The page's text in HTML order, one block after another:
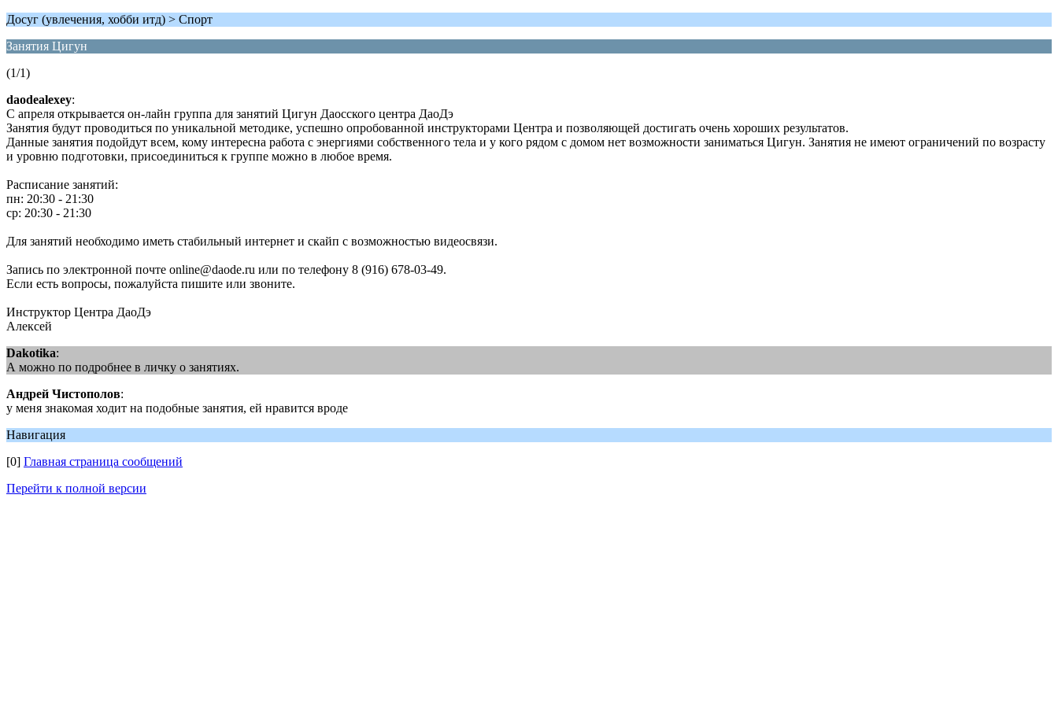
Досуг (увлечения, хобби итд) > Спорт
Занятия Цигун
(1/1)
daodealexey:
С апреля открывается он-лайн группа для занятий Цигун Даосского центра ДаоДэ
Занятия будут проводиться по уникальной методике, успешно опробованной инструкторами Центра и позволяющей достигать очень хороших результатов.
Данные занятия подойдут всем, кому интересна работа с энергиями собственного тела и у кого рядом с домом нет возможности заниматься Цигун. Занятия не имеют ограничений по возрасту
и уровню подготовки, присоединиться к группе можно в любое время.
Расписание занятий:
пн: 20:30 - 21:30
ср: 20:30 - 21:30
Для занятий необходимо иметь стабильный интернет и скайп с возможностью видеосвязи.
Запись по электронной почте online@daode.ru или по телефону 8 (916) 678-03-49.
Если есть вопросы, пожалуйста пишите или звоните.
Инструктор Центра ДаоДэ
Алексей
Dakotika:
А можно по подробнее в личку о занятиях.
Андрей Чистополов:
у меня знакомая ходит на подобные занятия, ей нравится вроде
Навигация
[0] Главная страница сообщений
Перейти к полной версии